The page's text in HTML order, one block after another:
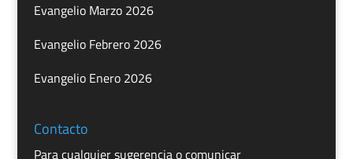
Evangelio Marzo 2026
Evangelio Febrero 2026
Evangelio Enero 2026
Contacto
Para cualquier sugerencia o comunicar